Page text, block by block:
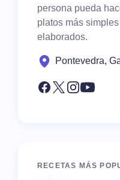
persona pueda
platos más
elaborados.
Pontevedra,
RECETAS MÁS